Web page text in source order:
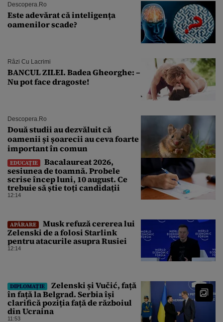
Descopera.ro
Este adevărat că inteligența
oamenilor scade?
Râzi Cu Lacrimi
BANCUL ZILEI. Badea Gheorghe: –
Nu pot face dragoste!
Descopera.ro
Două studii au dezvăluit că
oamenii și șoarecii au ceva foarte
important în comun
EDUCAȚIE
Bacalaureat 2026,
sesiunea de toamnă. Probele
scrise încep luni, 10 august. Ce
trebuie să știe toți candidații
12:14
APĂRARE
Musk refuză cererea lui
Zelenski de a folosi Starlink
pentru atacurile asupra Rusiei
12:14
DIPLOMAȚIE
Zelenski și Vučić, față
în față la Belgrad. Serbia își
clarifică poziția față de războiul
din Ucraina
11:53